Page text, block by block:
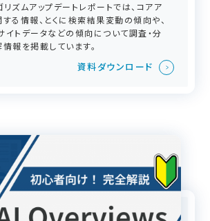
ズムアップデートレポートでは、コアア
る情報、とくに検索結果変動の傾向や、
イトデータなどの傾向について調査・分
報を掲載しています。
資料ダウンロード